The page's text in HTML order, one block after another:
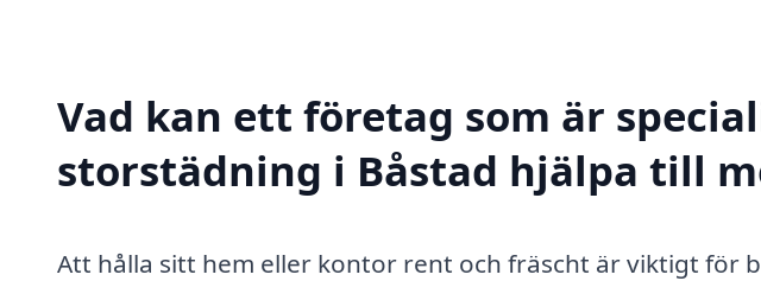
Vad kan ett företag som är
storstädning i Båstad hjälpa till
Att hålla sitt hem eller kontor rent och fräscht är viktigt för